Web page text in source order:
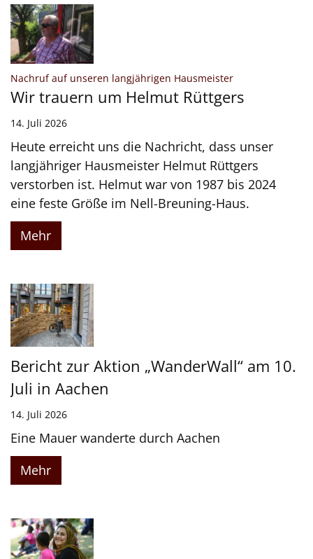
Nachruf auf unseren langjährigen Hausmeister:
Wir trauern um Helmut Rüttgers
14. Juli 2026
Heute erreicht uns die Nachricht, dass unser
langjähriger Hausmeister Helmut Rüttgers
verstorben ist. Helmut war von 1987 bis 2024
eine feste Größe im Nell-Breuning-Haus.
Mehr
Bericht zur Aktion „WanderWall“ am 10.
Juli in Aachen
14. Juli 2026
Eine Mauer wanderte durch Aachen
Mehr